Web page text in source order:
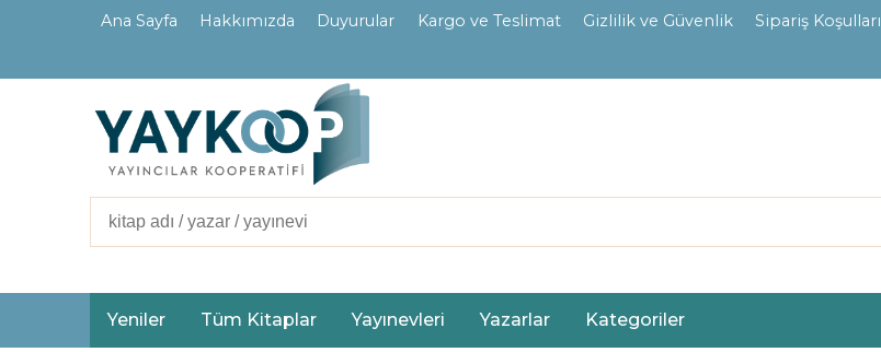
Ana Sayfa Hakkımızda Duyurular Kargo ve Teslimat Gizlilik ve Güvenlik Sipariş Koşulları
Yeniler Tüm Kitaplar Yayınevleri Yazarlar Kategoriler